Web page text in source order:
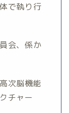
で執り行
会、係か
次脳機能
チャー